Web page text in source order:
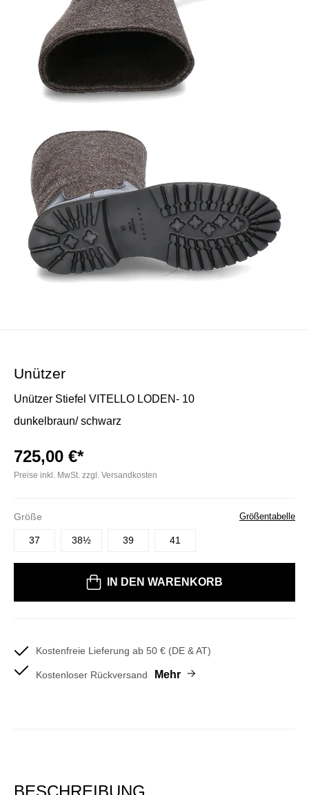
Unützer
Unützer Stiefel VITELLO LODEN- 10
dunkelbraun/ schwarz
725,00 €*
Preise inkl. MwSt. zzgl. Versandkosten
Größe Größentabelle
37 38½ 39 41
IN DEN WARENKORB
Kostenfreie Lieferung ab 50 € (DE & AT)
Kostenloser Rückversand Mehr
BESCHREIBUNG